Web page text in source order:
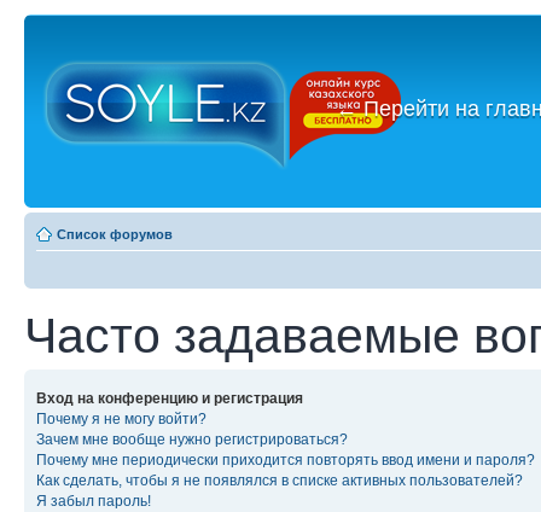
←Перейти на
Список форумов
Часто задаваемые
Вход на конференцию и регистрация
Почему я не могу войти?
Зачем мне вообще нужно регистрироваться?
Почему мне периодически приходится повторять ввод имени и пароля?
Как сделать, чтобы я не появлялся в списке активных пользователей?
Я забыл пароль!